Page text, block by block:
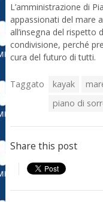
L’amministrazione di
appassionati del mare
all’insegna del rispetto
condivisione, perché
cura del futuro di tutti.
Taggato kayak
piano di
Share this post